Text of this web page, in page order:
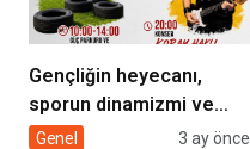
Gençliğin heyecanı,
sporun dinamizmi ve
müziğin coşkusu
Genel 3 ay önce